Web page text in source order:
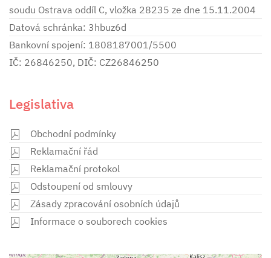
soudu Ostrava oddíl C, vložka 28235 ze dne 15.11.2004
Datová schránka: 3hbuz6d
Bankovní spojení: 1808187001/5500
IČ: 26846250, DIČ: CZ26846250
Legislativa
Obchodní podmínky
Reklamační řád
Reklamační protokol
Odstoupení od smlouvy
Zásady zpracování osobních údajů
Informace o souborech cookies